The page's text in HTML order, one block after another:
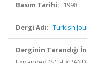
Basım Tarihi: 1998
Dergi Adı: Turkish
Derginin Tarandığı